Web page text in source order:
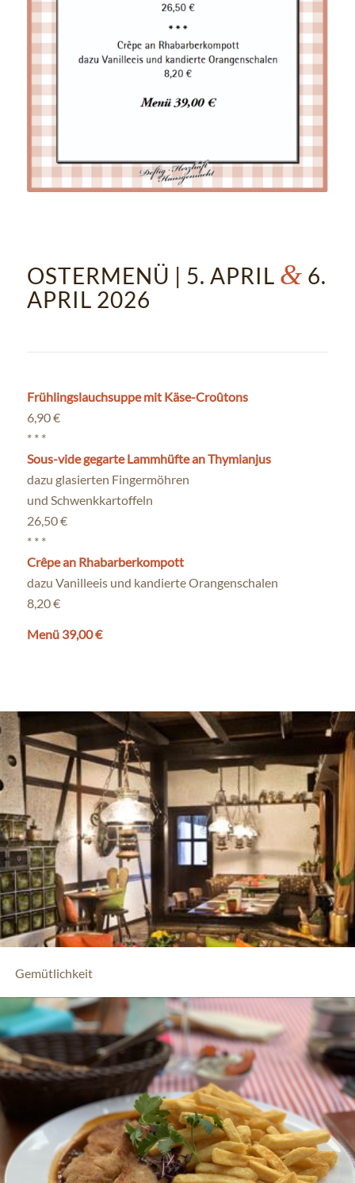
OSTERMENÜ | 5. APRIL & 6.
APRIL 2026
Frühlingslauchsuppe mit Käse-Croûtons
6,90 €
* * *
Sous-vide gegarte Lammhüfte an Thymianjus
dazu glasierten Fingermöhren
und Schwenkkartoffeln
26,50 €
* * *
Crêpe an Rhabarberkompott
dazu Vanilleeis und kandierte Orangenschalen
8,20 €
Menü 39,00 €
Gemütlichkeit